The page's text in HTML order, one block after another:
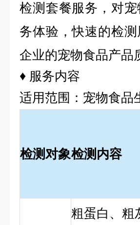
检测套餐服务，对
务体验，快速的检
企业的宠物食品产品
♦ 服务内容
适用范围：宠物食品
检测对象检测内容
粗蛋白、粗